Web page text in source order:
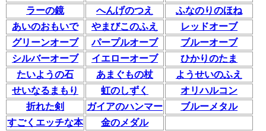
ラーの鏡
へんげのつえ
ふなのりのほね
あいのおもいで
やまびこのふえ
レッドオーブ
グリーンオーブ
パープルオーブ
ブルーオーブ
シルバーオーブ
イエローオーブ
ひかりのたま
たいようの石
あまぐもの杖
ようせいのふえ
せいなるまもり
虹のしずく
オリハルコン
折れた剣
ガイアのハンマー
ブルーメタル
すごくエッチな本
金のメダル